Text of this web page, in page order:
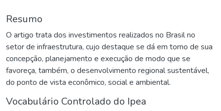
Resumo
O artigo trata dos investimentos realizados no Brasil no
setor de infraestrutura, cujo destaque se dá em torno de sua
concepção, planejamento e execução de modo que se
favoreça, também, o desenvolvimento regional sustentável,
do ponto de vista econômico, social e ambiental.
Vocabulário Controlado do Ipea